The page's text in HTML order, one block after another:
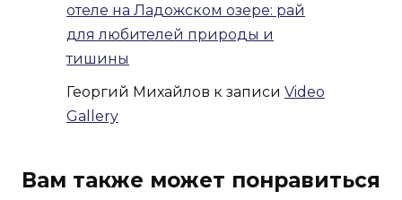
отеле на Ладожском озере: рай
для любителей природы и
тишины
Георгий Михайлов к записи Video
Gallery
Вам также может понравиться